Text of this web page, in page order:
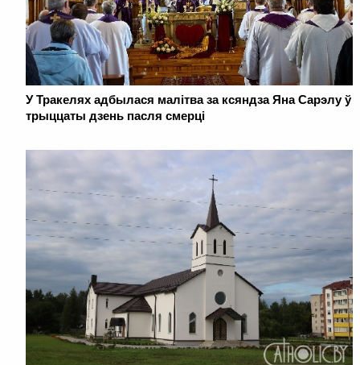
У Тракелях адбылася малітва за ксяндза Яна Сарэлу ў
трыццаты дзень пасля смерці